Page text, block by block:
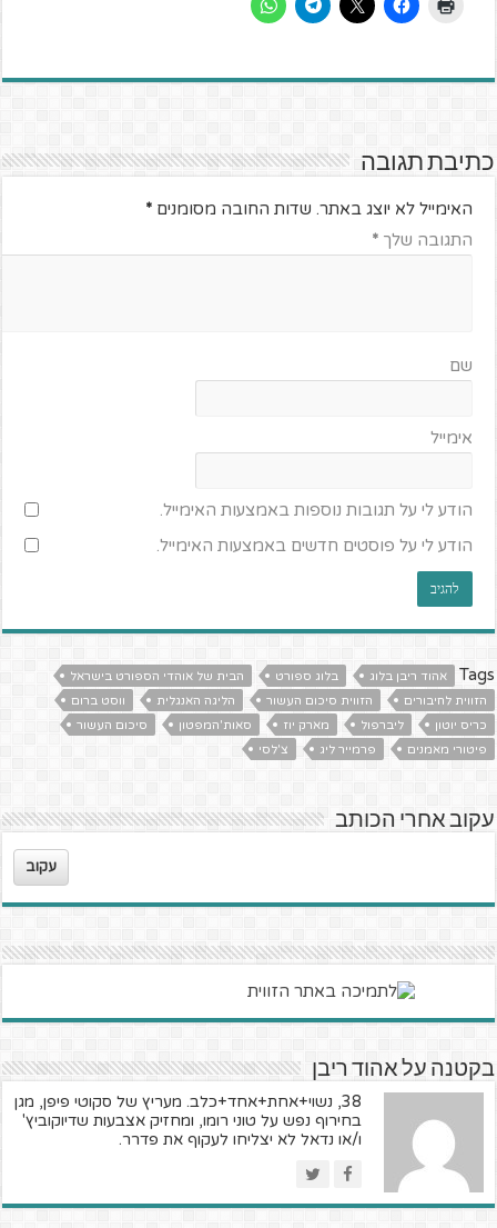
כתיבת תגובה
האימייל לא יוצג באתר. שדות החובה מסומנים*
התגובה שלך*
שם
אימייל
הודע לי על תגובות נוספות באמצעות האימייל.
הודע לי על פוסטים חדשים באמצעות האימייל.
Tags אהוד ריבן בלוג בלוג ספורט
הבית של אוהדי הספורט בישראל
הזווית לחיבורים
הזווית סיכום העשור הליגה האנגלית
ווסט ברום
כריס יוטון
ליברפול מארק יוז סאות'המפטון
סיכום העשור
פיטורי מאמנים
פרמייר ליג צ'לסי
עקוב אחרי הכותב
עקוב
בקטנה על אהוד ריבן
38, נשוי+אחת+אחד+כלב. מעריץ של סקוטי פיפן, מגן
בחירוף נפש על טוני רומו, ומחזיק אצבעות שדיוקוביץ'
ו/או נדאל לא יצליחו לעקוף את פדרר.